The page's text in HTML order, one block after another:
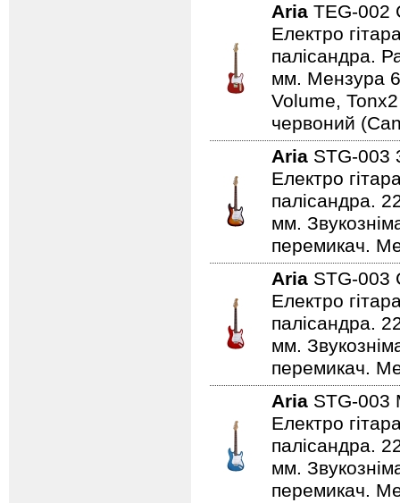
Aria TEG-
Електро
палісандра.
мм. Мензура
Volume,
червоний
Aria STG-
Електро
палісандра.
мм.
перемикач.
Aria STG-
Електро
палісандра.
мм.
перемикач.
Aria STG-
Електро
палісандра.
мм.
перемикач.